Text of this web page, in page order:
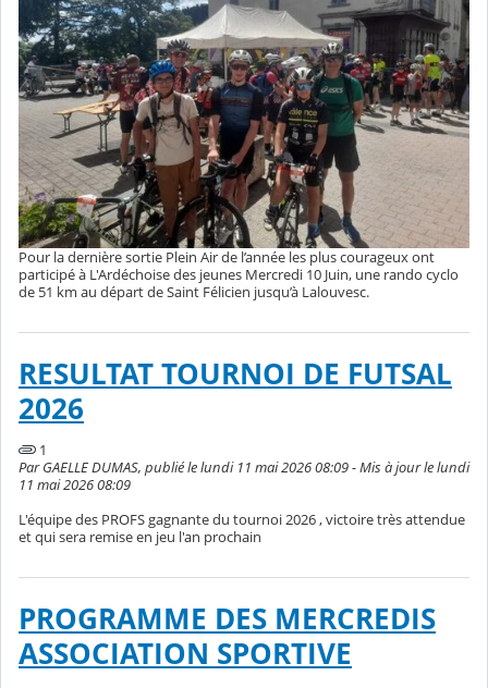
Pour la dernière sortie Plein Air de l’année les plus courageux ont
participé à L'Ardéchoise des jeunes Mercredi 10 Juin, une rando cyclo
de 51 km au départ de Saint Félicien jusqu’à Lalouvesc.
RESULTAT TOURNOI DE FUTSAL
2026
1
Par GAELLE DUMAS, publié le lundi 11 mai 2026 08:09 - Mis à jour le lundi
11 mai 2026 08:09
L'équipe des PROFS gagnante du tournoi 2026 , victoire très attendue
et qui sera remise en jeu l'an prochain
PROGRAMME DES MERCREDIS
ASSOCIATION SPORTIVE